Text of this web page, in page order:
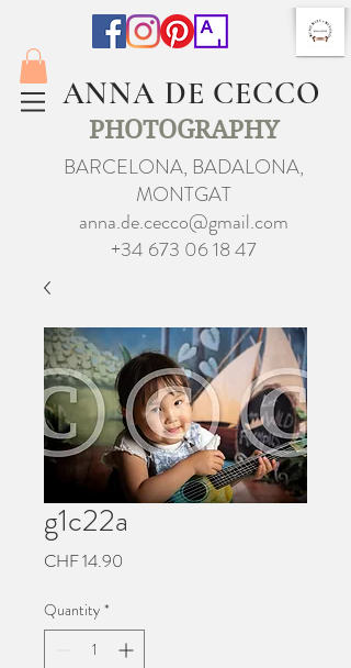
ANNA DE CECCO
PHOTOGRAPHY
BARCELONA, BADALONA,
MONTGAT
anna.de.cecco@gmail.com
+34 673 06 18 47
g1c22a
CHF 14.90
Quantity *